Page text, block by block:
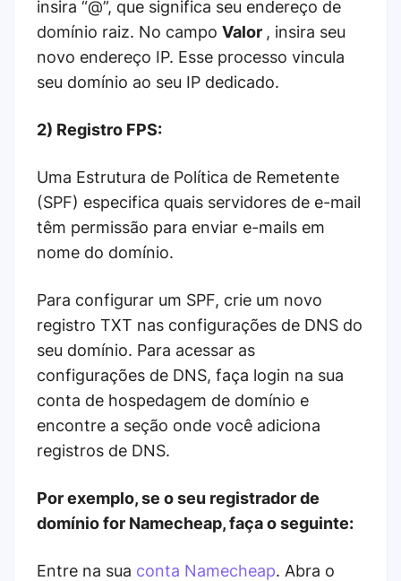
insira “@”, que significa seu endereço de
domínio raiz. No campo Valor , insira seu
novo endereço IP. Esse processo vincula
seu domínio ao seu IP dedicado.
2) Registro FPS:
Uma Estrutura de Política de Remetente
(SPF) especifica quais servidores de e-mail
têm permissão para enviar e-mails em
nome do domínio.
Para configurar um SPF, crie um novo
registro TXT nas configurações de DNS do
seu domínio. Para acessar as
configurações de DNS, faça login na sua
conta de hospedagem de domínio e
encontre a seção onde você adiciona
registros de DNS.
Por exemplo, se o seu registrador de
domínio for Namecheap, faça o seguinte:
Entre na sua conta Namecheap. Abra o